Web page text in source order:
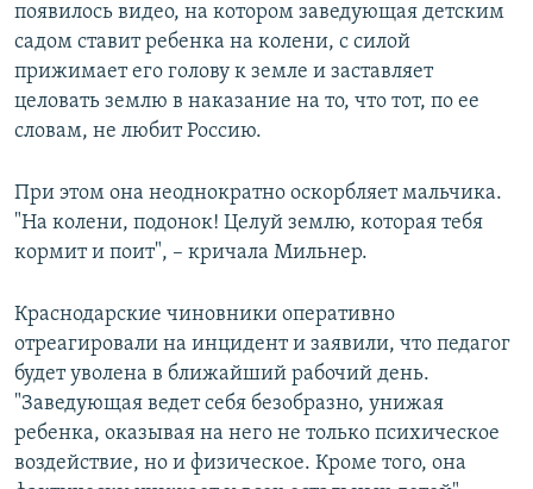
появилось видео, на котором заведующая детским
садом ставит ребенка на колени, с силой
прижимает его голову к земле и заставляет
целовать землю в наказание на то, что тот, по ее
словам, не любит Россию.
При этом она неоднократно оскорбляет мальчика.
"На колени, подонок! Целуй землю, которая тебя
кормит и поит", – кричала Мильнер.
Краснодарские чиновники оперативно
отреагировали на инцидент и заявили, что педагог
будет уволена в ближайший рабочий день.
"Заведующая ведет себя безобразно, унижая
ребенка, оказывая на него не только психическое
воздействие, но и физическое. Кроме того, она